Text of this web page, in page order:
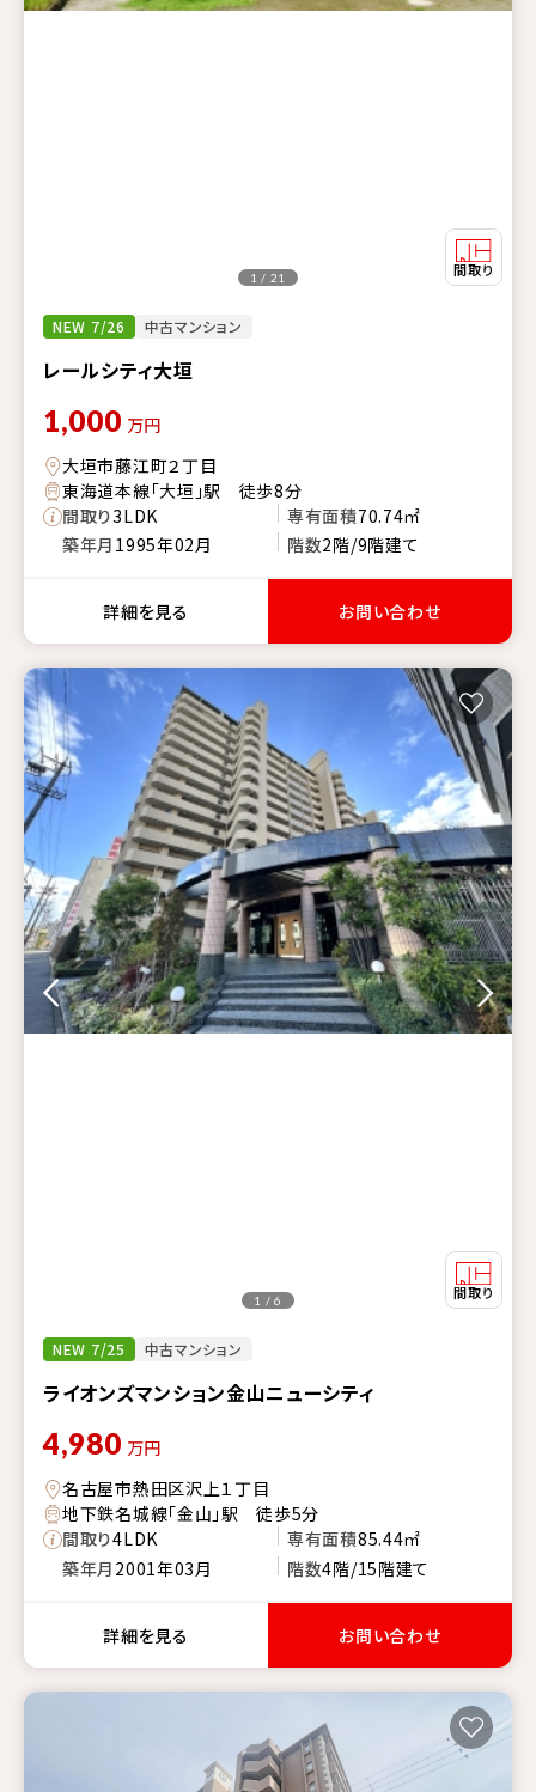
NEW 7/26 中古マンション
レールシティ大垣
1 / 21
1,000 万円
大垣市藤江町２丁目
東海道本線「大垣」駅 徒歩8分
間取り3LDK 専有面積70.74㎡
築年月 1995年02月 階数2階/9階建て
詳細を見る お問い合わせ
NEW 7/25 中古マンション
ライオンズマンション金山ニューシティ
1 / 6
4,980 万円
名古屋市熱田区沢上１丁目
地下鉄名城線「金山」駅 徒歩5分
間取り4LDK 専有面積85.44㎡
築年月 2001年03月 階数4階/15階建て
詳細を見る お問い合わせ